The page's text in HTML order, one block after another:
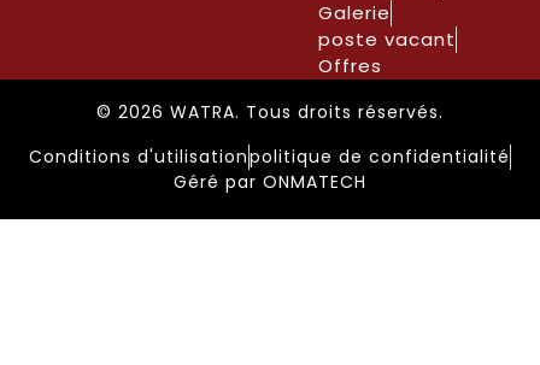
Galerie
poste vacant
Offres
© 2026 WATRA. Tous droits réservés.
Conditions d'utilisationpolitique de confidentialité
Géré par ONMATECH